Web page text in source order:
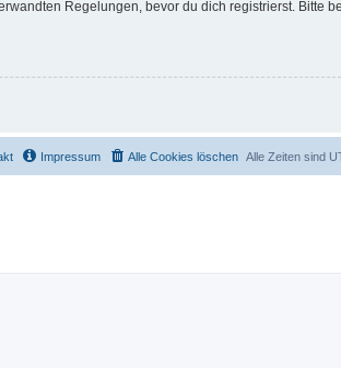
Regelungen, bevor du dich registrierst. Bitte
Alle Zeiten sind
Alle Cookies löschen
Impressum